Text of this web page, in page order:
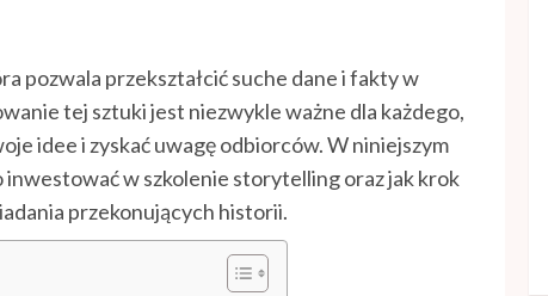
pozwala przekształcić suche dane i fakty w
tej sztuki jest niezwykle ważne dla każdego,
idee i zyskać uwagę odbiorców. W niniejszym
w szkolenie storytelling oraz jak krok
przekonujących historii.